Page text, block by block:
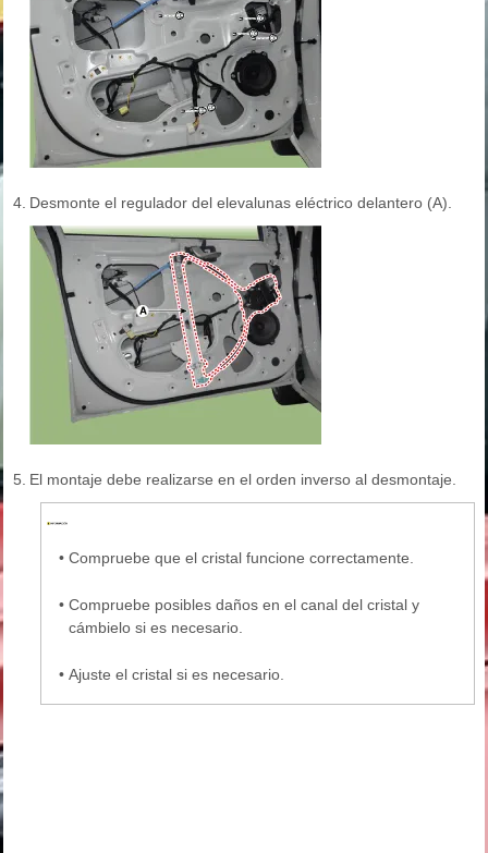
4. Desmonte el regulador del elevalunas eléctrico delantero (A).
5. El montaje debe realizarse en el orden inverso al desmontaje.
• Compruebe que el cristal funcione correctamente.
• Compruebe posibles daños en el canal del cristal y
cámbielo si es necesario.
• Ajuste el cristal si es necesario.